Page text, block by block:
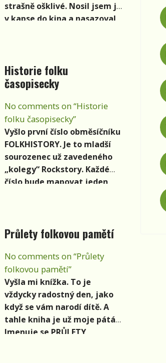
strašně ošklivé. Nosil jsem je
v kapse do kina a nasazoval
ruské.
Historie folku
časopisecky
No comments on “Historie
folku časopisecky”
Vyšlo první číslo obměsíčníku
FOLKHISTORY. Je to mladší
sourozenec už zavedeného
„kolegy“ Rockstory. Každé
číslo bude mapovat jeden
scény doma i ve světě. Na
Průlety folkovou pamětí
No comments on “Průlety
folkovou pamětí”
Vyšla mi knížka. To je
vždycky radostný den, jako
když se vám narodí dítě. A
tahle kniha je už moje pátá.
Jmenuje se PRŮLETY